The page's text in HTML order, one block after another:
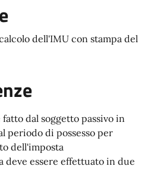
dell'IMU con stampa del
dal soggetto passivo in
periodo di possesso per
dell'imposta
deve essere effettuato in due